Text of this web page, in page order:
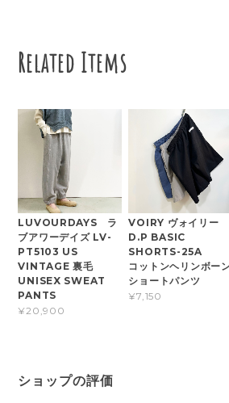
Related Items
LUVOURDAYS ラ
ブアワーデイズ LV-
PT5103 US
VINTAGE 裏毛
UNISEX SWEAT
PANTS
¥20,900
VOIRY ヴォイリー
D.P BASIC
SHORTS-25A
コットンヘリンボー
ショートパンツ
¥7,150
ショップの評価